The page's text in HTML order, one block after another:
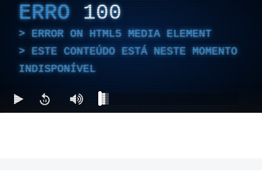
ERRO 100
ERROR ON HTML5 MEDIA ELEMENT
ESTE CONTEÚDO ESTÁ NESTE MOMENTO
INDISPONÍVEL